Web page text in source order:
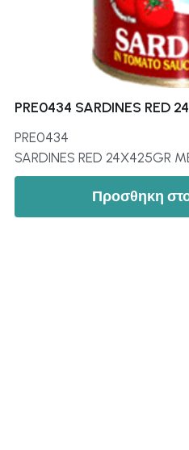
PRE0434 SARDINES RED
PRE0434
SARDINES RED 24X425GR
Προσθηκη